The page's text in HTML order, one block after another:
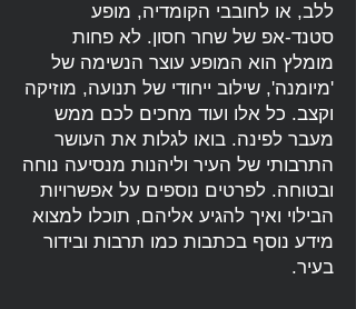
ללב, או לחובבי הקומדיה, מופע
סטנד-אפ של שחר חסון. לא פחות
מומלץ הוא המופע עוצר הנשימה של
'מיומנה', שילוב ייחודי של תנועה, מוזיקה
וקצב. כל אלו ועוד מחכים לכם ממש
מעבר לפינה. בואו לגלות את העושר
התרבותי של העיר וליהנות מנסיעה נוחה
ובטוחה. לפרטים נוספים על אפשרויות
הבילוי ואיך להגיע אליהם, תוכלו למצוא
מידע נוסף בכתבות כמו תרבות ובידור
בעיר.